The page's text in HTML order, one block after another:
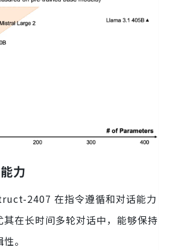
力
2407 在指令遵循和对话能力
在长时间多轮对话中，能够保持
。